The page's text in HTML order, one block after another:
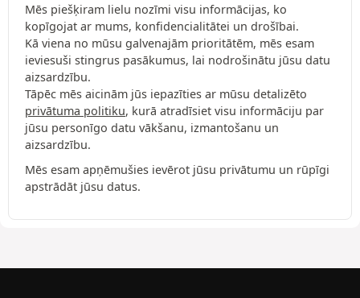
Mēs piešķiram lielu nozīmi visu informācijas, ko
kopīgojat ar mums, konfidencialitātei un drošībai.
Kā viena no mūsu galvenajām prioritātēm, mēs esam
ieviesuši stingrus pasākumus, lai nodrošinātu jūsu datu
aizsardzību.
Tāpēc mēs aicinām jūs iepazīties ar mūsu detalizēto
privātuma politiku, kurā atradīsiet visu informāciju par
jūsu personīgo datu vākšanu, izmantošanu un
aizsardzību.
Mēs esam apņēmušies ievērot jūsu privātumu un rūpīgi
apstrādāt jūsu datus.